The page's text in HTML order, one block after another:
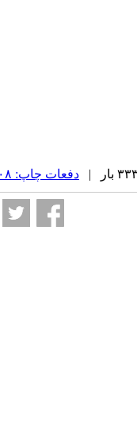
دفعات چاپ: ۲۳۰۸ بار